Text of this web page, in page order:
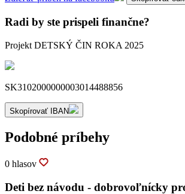
Radi by ste prispeli finančne?
Projekt DETSKÝ ČIN ROKA 2025
SK3102000000003014488856
Skopírovať IBAN
Podobné príbehy
0 hlasov
Deti bez návodu - dobrovoľnícky